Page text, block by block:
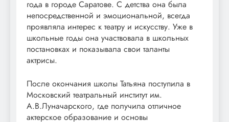
года в городе Саратове. С детства она была
непосредственной и эмоциональной, всегда
проявляла интерес к театру и искусству. Уже в
школьные годы она участвовала в школьных
постановках и показывала свои таланты
актрисы.
После окончания школы Татьяна поступила в
Московский театральный институт им.
А.В.Луначарского, где получила отличное
актерское образование и основы